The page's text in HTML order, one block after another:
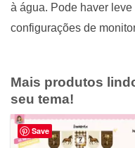
à água. Pode haver
configurações de
Mais produtos
seu tema!
Save